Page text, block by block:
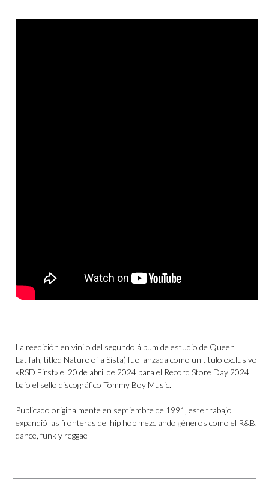
La reedición en vinilo del segundo álbum de estudio de Queen
Latifah, titled Nature of a Sista’, fue lanzada como un título exclusivo
«RSD First» el 20 de abril de 2024 para el Record Store Day 2024
bajo el sello discográfico Tommy Boy Music.
Publicado originalmente en septiembre de 1991, este trabajo
expandió las fronteras del hip hop mezclando géneros como el R&B,
dance, funk y reggae